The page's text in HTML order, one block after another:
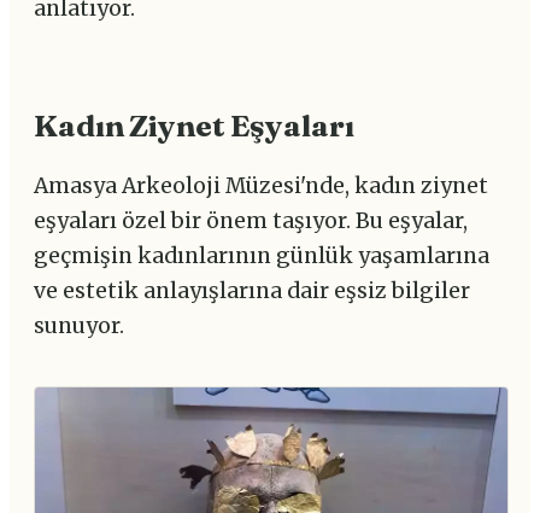
anlatıyor.
Kadın Ziynet Eşyaları
Amasya Arkeoloji Müzesi'nde, kadın ziynet
eşyaları özel bir önem taşıyor. Bu eşyalar,
geçmişin kadınlarının günlük yaşamlarına
ve estetik anlayışlarına dair eşsiz bilgiler
sunuyor.